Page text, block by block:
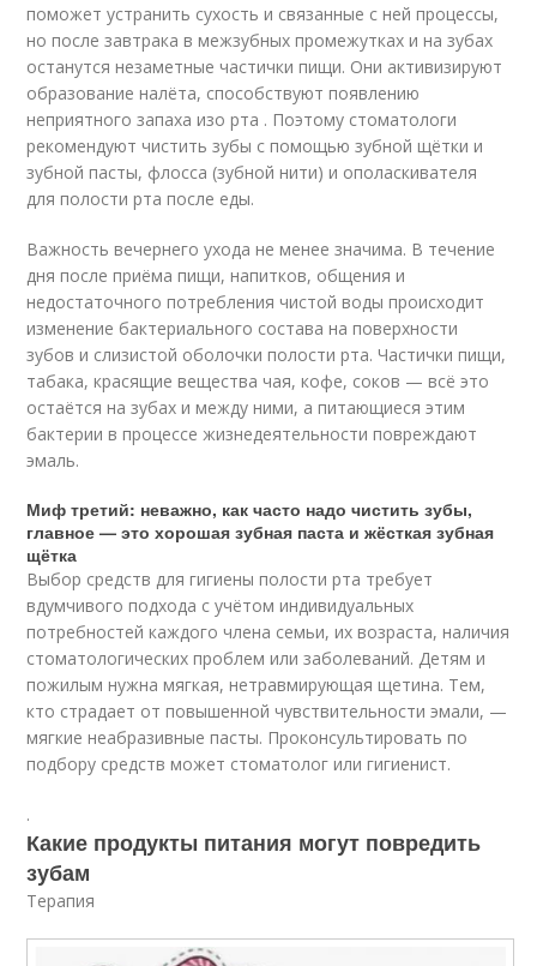
поможет устранить сухость и связанные с ней процессы,
но после завтрака в межзубных промежутках и на зубах
останутся незаметные частички пищи. Они активизируют
образование налёта, способствуют появлению
неприятного запаха изо рта . Поэтому стоматологи
рекомендуют чистить зубы с помощью зубной щётки и
зубной пасты, флосса (зубной нити) и ополаскивателя
для полости рта после еды.
Важность вечернего ухода не менее значима. В течение
дня после приёма пищи, напитков, общения и
недостаточного потребления чистой воды происходит
изменение бактериального состава на поверхности
зубов и слизистой оболочки полости рта. Частички пищи,
табака, красящие вещества чая, кофе, соков — всё это
остаётся на зубах и между ними, а питающиеся этим
бактерии в процессе жизнедеятельности повреждают
эмаль.
Миф третий: неважно, как часто надо чистить зубы,
главное — это хорошая зубная паста и жёсткая зубная
щётка
Выбор средств для гигиены полости рта требует
вдумчивого подхода с учётом индивидуальных
потребностей каждого члена семьи, их возраста, наличия
стоматологических проблем или заболеваний. Детям и
пожилым нужна мягкая, нетравмирующая щетина. Тем,
кто страдает от повышенной чувствительности эмали, —
мягкие неабразивные пасты. Проконсультировать по
подбору средств может стоматолог или гигиенист.
.
Какие продукты питания могут повредить
зубам
Терапия